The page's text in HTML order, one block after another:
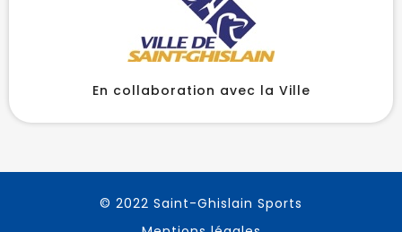
En collaboration avec la Ville
© 2022 Saint-Ghislain Sports